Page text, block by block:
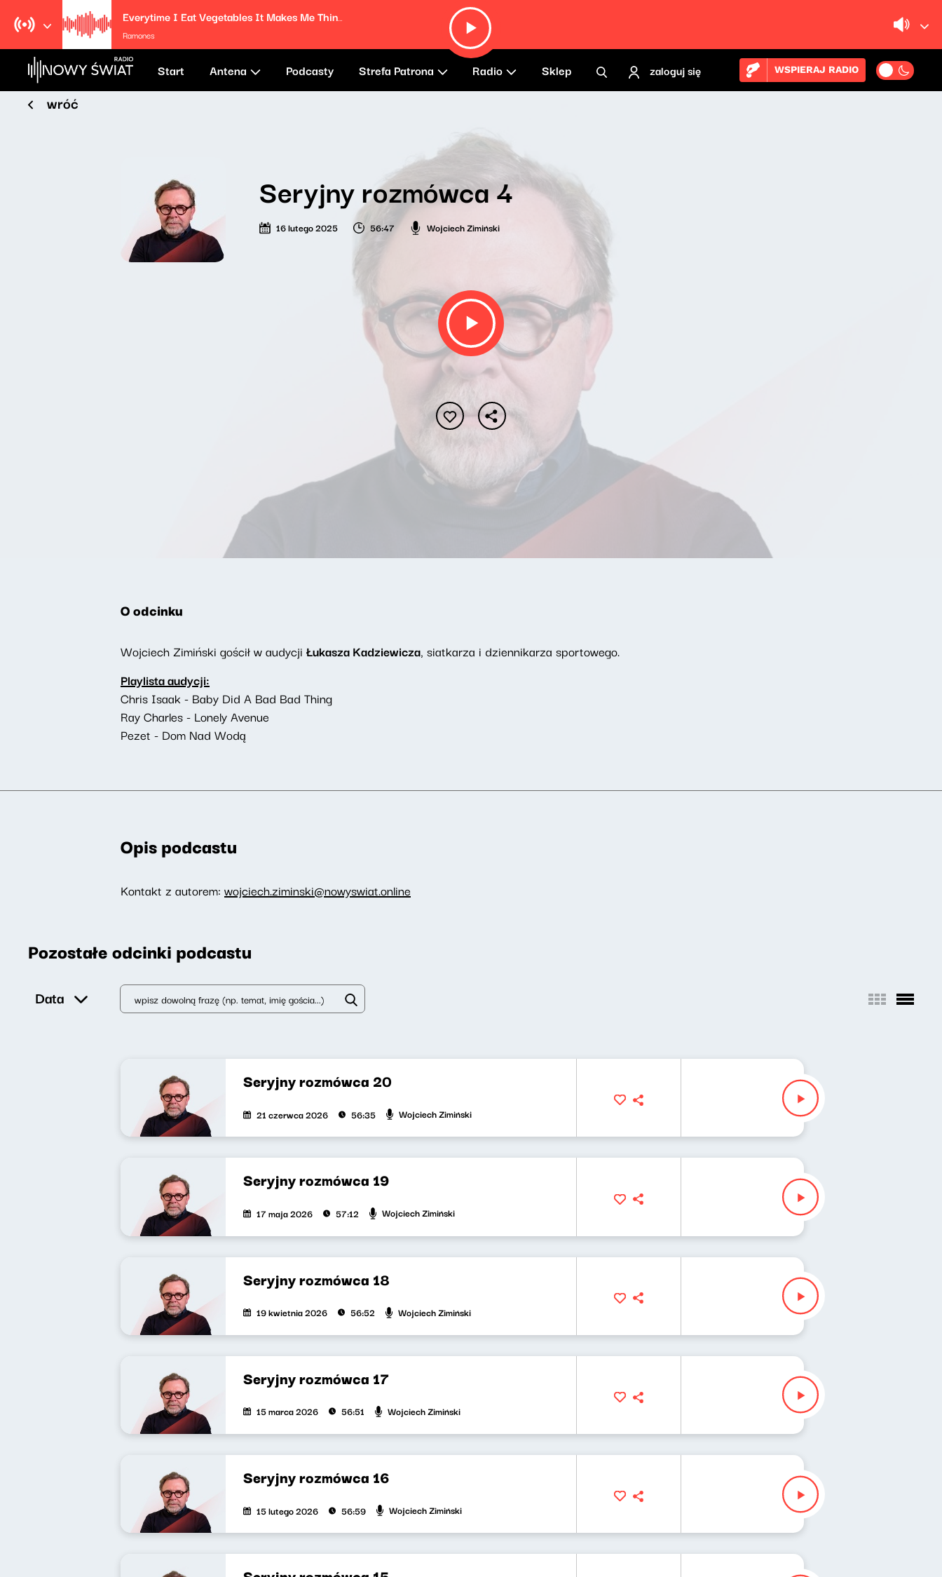
Everytime I Eat Vegetables It Makes Me Think of You (2002 Remaster)
Ramones
Start Antena Podcasty Strefa Patrona Radio Sklep zaloguj się WSPIERAJ RADIO
wróć
Seryjny rozmówca 4
16 lutego 2025 56:47 Wojciech Zimiński
O odcinku
Wojciech Zimiński gościł w audycji Łukasza Kadziewicza, siatkarza i dziennikarza sportowego.
Playlista audycji:
Chris Isaak - Baby Did A Bad Bad Thing
Ray Charles - Lonely Avenue
Pezet - Dom Nad Wodą
Opis podcastu
Kontakt z autorem: wojciech.ziminski@nowyswiat.online
Pozostałe odcinki podcastu
Data
Seryjny rozmówca 20
21 czerwca 2026 56:35 Wojciech Zimiński
Seryjny rozmówca 19
17 maja 2026 57:12 Wojciech Zimiński
Seryjny rozmówca 18
19 kwietnia 2026 56:52 Wojciech Zimiński
Seryjny rozmówca 17
15 marca 2026 56:51 Wojciech Zimiński
Seryjny rozmówca 16
15 lutego 2026 56:59 Wojciech Zimiński